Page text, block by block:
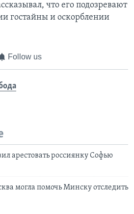
что его подозревают
гостайны и оскорблении
Follow us
арестовать россиянку Софью
могла помочь Минску отследить